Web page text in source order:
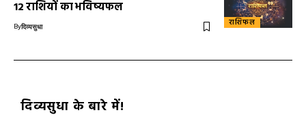
राशिफल
12 राशियों का भविष्यफल
Byदिव्यसुधा
दिव्यसुधा के बारे में!